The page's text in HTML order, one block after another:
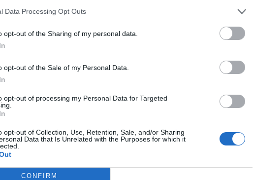
Data Processing Opt Outs
opt-out of the Sharing of my personal data.
opt-out of the Sale of my Personal Data.
opt-out of processing my Personal Data for Targeted
opt-out of Collection, Use, Retention, Sale, and/or Sharing
Data that Is Unrelated with the Purposes for which it
CONFIRM
(editado)
se comrpa un Audi a6 2,4 ( creo que ademas es el traccion ) del 2006 con
, cosas de esas .Gracias.
ver muchas cosas en
por navarrico